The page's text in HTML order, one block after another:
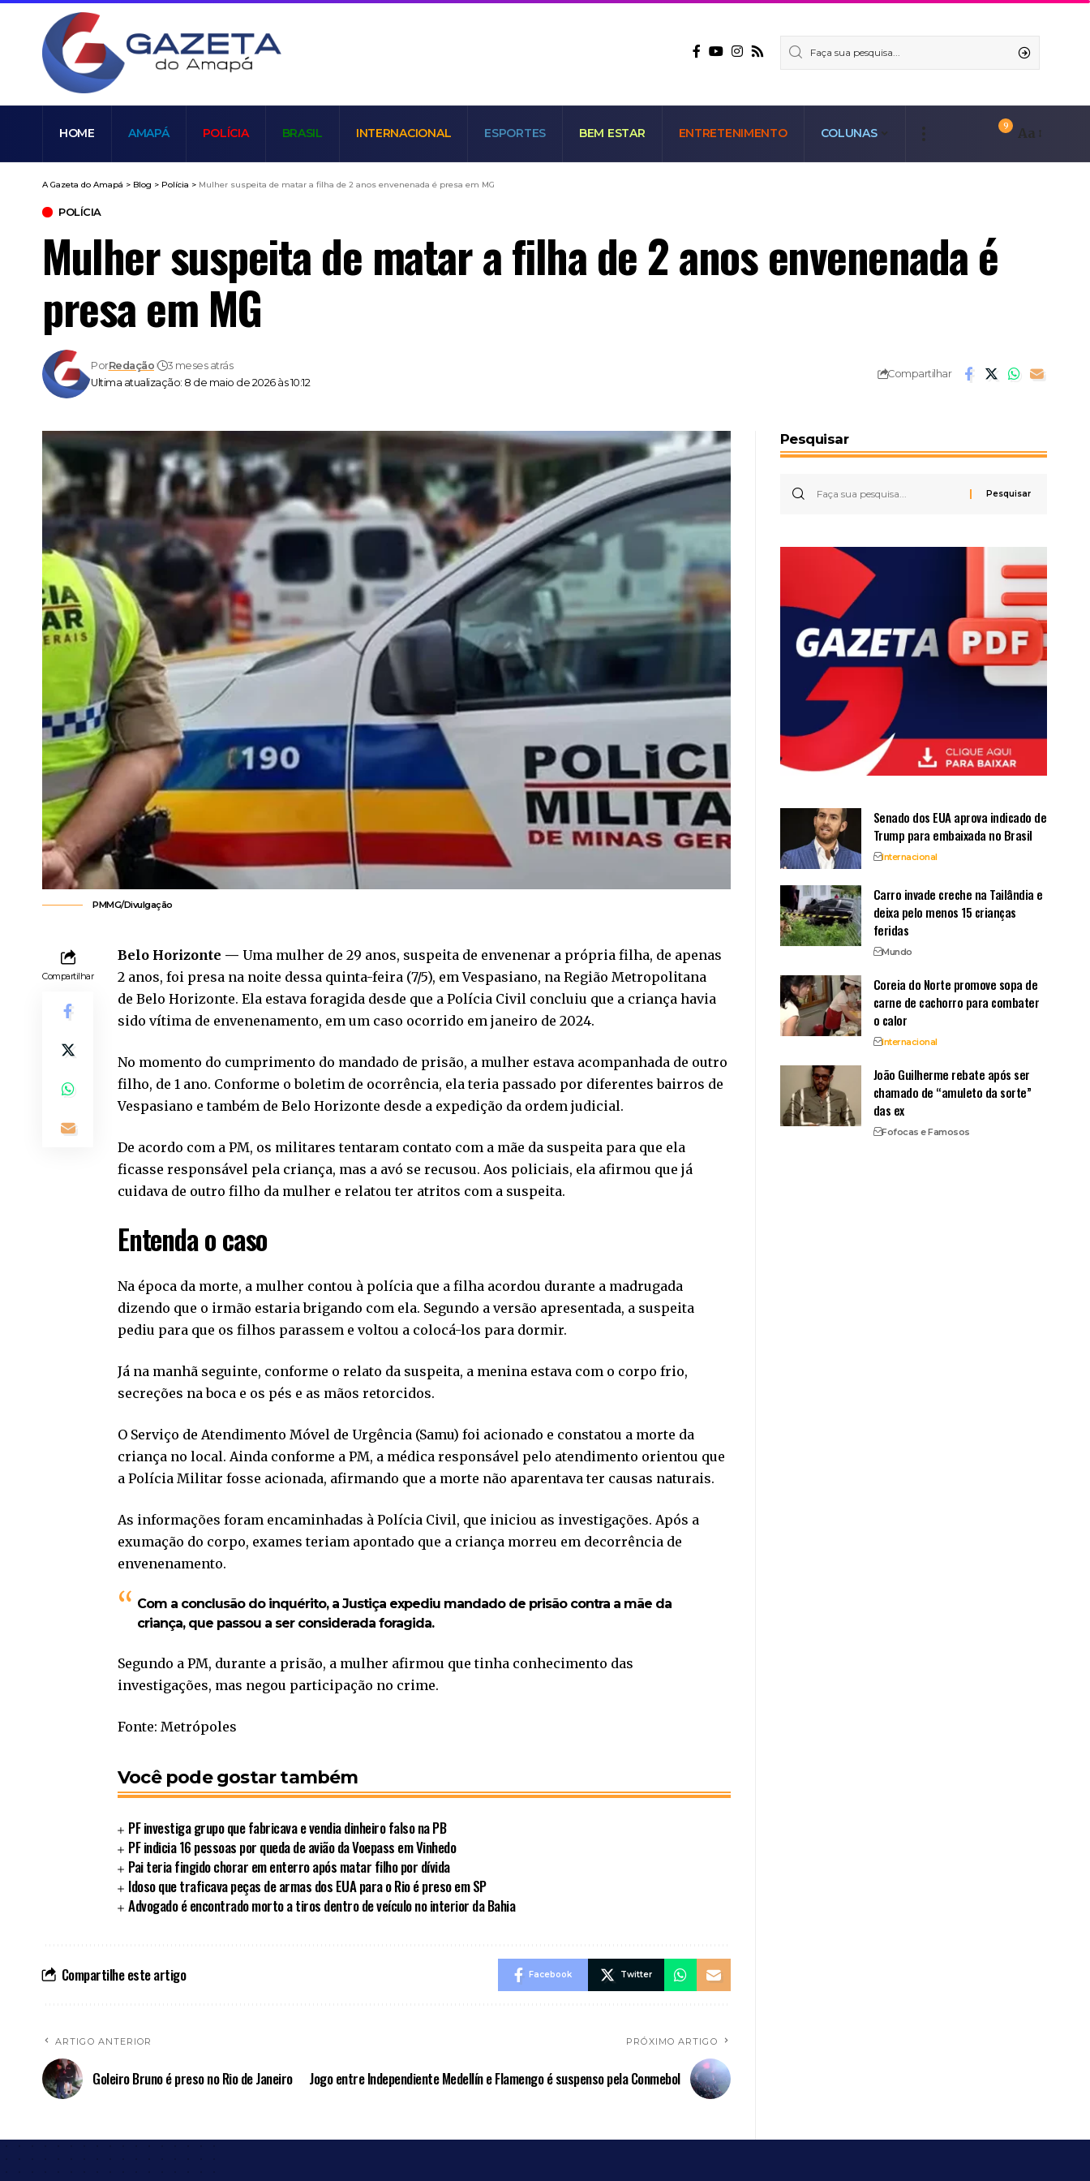
HOME AMAPÁ POLÍCIA BRASIL INTERNACIONAL ESPORTES BEM ESTAR ENTRETENIMENTO COLUNAS
9 Aa
A Gazeta do Amapá > Blog > Polícia > Mulher suspeita de matar a filha de 2 anos envenenada é presa em MG
POLÍCIA
Mulher suspeita de matar a filha de 2 anos envenenada é
presa em MG
Ultima atualização: 8 de maio de 2026 às 10:12
PorRedação 3 meses atrás
Compartilhar
PMMG/Divulgação
Compartilhar
Belo Horizonte — Uma mulher de 29 anos, suspeita de envenenar a própria filha, de apenas
2 anos, foi presa na noite dessa quinta-feira (7/5), em Vespasiano, na Região Metropolitana
de Belo Horizonte. Ela estava foragida desde que a Polícia Civil concluiu que a criança havia
sido vítima de envenenamento, em um caso ocorrido em janeiro de 2024.
No momento do cumprimento do mandado de prisão, a mulher estava acompanhada de outro
filho, de 1 ano. Conforme o boletim de ocorrência, ela teria passado por diferentes bairros de
Vespasiano e também de Belo Horizonte desde a expedição da ordem judicial.
De acordo com a PM, os militares tentaram contato com a mãe da suspeita para que ela
ficasse responsável pela criança, mas a avó se recusou. Aos policiais, ela afirmou que já
cuidava de outro filho da mulher e relatou ter atritos com a suspeita.
Entenda o caso
Na época da morte, a mulher contou à polícia que a filha acordou durante a madrugada
dizendo que o irmão estaria brigando com ela. Segundo a versão apresentada, a suspeita
pediu para que os filhos parassem e voltou a colocá-los para dormir.
Já na manhã seguinte, conforme o relato da suspeita, a menina estava com o corpo frio,
secreções na boca e os pés e as mãos retorcidos.
O Serviço de Atendimento Móvel de Urgência (Samu) foi acionado e constatou a morte da
criança no local. Ainda conforme a PM, a médica responsável pelo atendimento orientou que
a Polícia Militar fosse acionada, afirmando que a morte não aparentava ter causas naturais.
As informações foram encaminhadas à Polícia Civil, que iniciou as investigações. Após a
exumação do corpo, exames teriam apontado que a criança morreu em decorrência de
envenenamento.
Com a conclusão do inquérito, a Justiça expediu mandado de prisão contra a mãe da
criança, que passou a ser considerada foragida.
Segundo a PM, durante a prisão, a mulher afirmou que tinha conhecimento das
investigações, mas negou participação no crime.
Fonte: Metrópoles
Você pode gostar também
PF investiga grupo que fabricava e vendia dinheiro falso na PB
PF indicia 16 pessoas por queda de avião da Voepass em Vinhedo
Pai teria fingido chorar em enterro após matar filho por dívida
Idoso que traficava peças de armas dos EUA para o Rio é preso em SP
Advogado é encontrado morto a tiros dentro de veículo no interior da Bahia
Compartilhe este artigo Facebook Twitter
ARTIGO ANTERIOR
Goleiro Bruno é preso no Rio de Janeiro
PRÓXIMO ARTIGO
Jogo entre Independiente Medellín e Flamengo é suspenso pela Conmebol
Pesquisar
Senado dos EUA aprova indicado de
Trump para embaixada no Brasil
Internacional
Carro invade creche na Tailândia e
deixa pelo menos 15 crianças
feridas
Mundo
Coreia do Norte promove sopa de
carne de cachorro para combater
o calor
Internacional
João Guilherme rebate após ser
chamado de “amuleto da sorte”
das ex
Fofocas e Famosos